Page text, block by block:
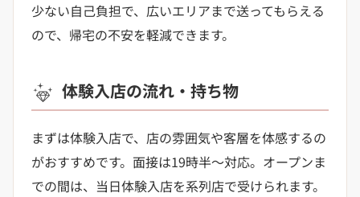
少ない自己負担で、広いエリアまで送ってもらえる
ので、帰宅の不安を軽減できます。
体験入店の流れ・持ち物
まずは体験入店で、店の雰囲気や客層を体感するの
がおすすめです。面接は19時半〜対応。オープンま
での間は、当日体験入店を系列店で受けられます。